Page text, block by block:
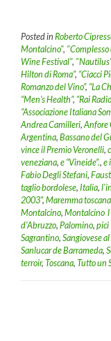
Posted in Roberto
Montalcino", "Complesso
Wine Festival",
Hilton di Roma”, “Ciacci
Romanzo del Vino”, “La
“Men’s Health”, “Rai
”Associazione Italiana
Andrea Camilleri, Anfore
Argentina, Bassano del
vince il Premio Veronelli,
veneziana, e “Vineide”., e
Fabio Degli Stefani, Faust
taglio bordolese, Italia,
2003”, Maremma toscana
Montalcino, Montalcino l
d'Abruzzo, Palomino, pici
Sagrantino, Sangiovese
Sanlucar de Barrameda,
terroir, Toscana, Tutto un